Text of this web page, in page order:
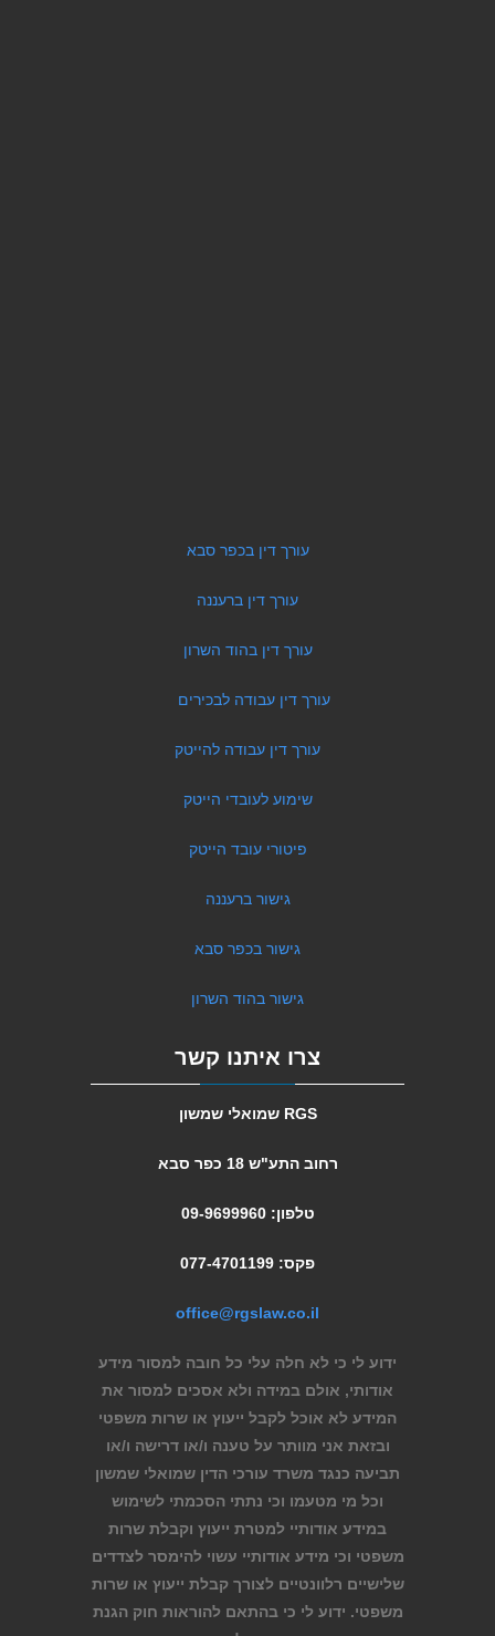
עורך דין בכפר סבא
עורך דין ברעננה
עורך דין בהוד השרון
עורך דין עבודה לבכירים
עורך דין עבודה להייטק
שימוע לעובדי הייטק
פיטורי עובד הייטק
גישור ברעננה
גישור בכפר סבא
גישור בהוד השרון
צרו איתנו קשר
RGS שמואלי שמשון
רחוב התע"ש 18 כפר סבא
טלפון: 09-9699960
פקס: 077-4701199
office@rgslaw.co.il
ידוע לי כי לא חלה עלי כל חובה למסור מידע
אודותי, אולם במידה ולא אסכים למסור את
המידע לא אוכל לקבל ייעוץ או שרות משפטי
ובזאת אני מוותר על טענה ו/או דרישה ו/או
תביעה כנגד משרד עורכי הדין שמואלי שמשון
וכל מי מטעמו וכי נתתי הסכמתי לשימוש
במידע אודותיי למטרת ייעוץ וקבלת שרות
משפטי וכי מידע אודותיי עשוי להימסר לצדדים
שלישיים רלוונטיים לצורך קבלת ייעוץ או שרות
משפטי. ידוע לי כי בהתאם להוראות חוק הגנת